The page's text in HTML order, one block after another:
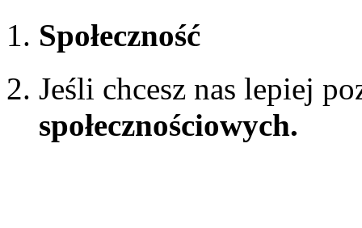
Społeczność
Jeśli chcesz nas lepiej
społecznościowych.